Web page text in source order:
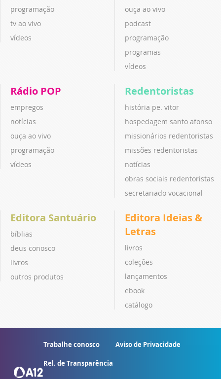
programação
tv ao vivo
vídeos
ouça ao vivo
podcast
programação
programas
vídeos
Rádio POP
empregos
notícias
ouça ao vivo
programação
vídeos
Redentoristas
história pe. vitor
hospedagem santo afonso
missionários redentoristas
missões redentoristas
notícias
obras sociais redentoristas
secretariado vocacional
Editora Santuário
bíblias
deus conosco
livros
outros produtos
Editora Ideias &
Letras
livros
coleções
lançamentos
ebook
catálogo
Trabalhe conosco Aviso de Privacidade
Rel. de Transparência